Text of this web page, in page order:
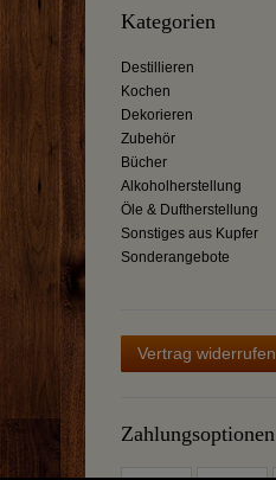
Kategorien
Destillieren
Kochen
Dekorieren
Zubehör
Bücher
Alkoholherstellung
Öle & Duftherstellung
Sonstiges aus Kupfer
Sonderangebote
Vertrag widerrufen
Zahlungsoptionen